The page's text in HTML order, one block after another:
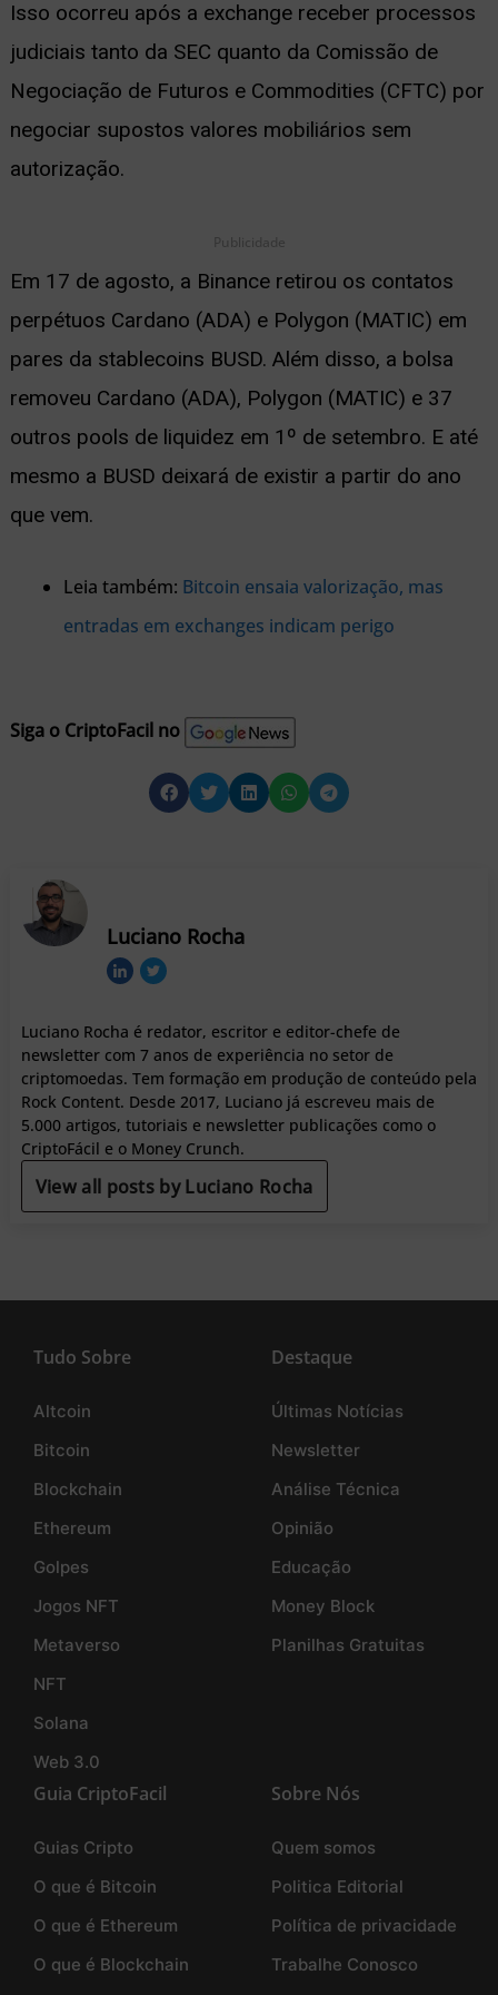
Isso ocorreu após a exchange receber processos
judiciais tanto da SEC quanto da Comissão de
Negociação de Futuros e Commodities (CFTC) por
negociar supostos valores mobiliários sem
autorização.
Publicidade
Em 17 de agosto, a Binance retirou os contatos
perpétuos Cardano (ADA) e Polygon (MATIC) em
pares da stablecoins BUSD. Além disso, a bolsa
removeu Cardano (ADA), Polygon (MATIC) e 37
outros pools de liquidez em 1º de setembro. E até
mesmo a BUSD deixará de existir a partir do ano
que vem.
Leia também: Bitcoin ensaia valorização, mas
entradas em exchanges indicam perigo
Siga o CriptoFacil no
Luciano Rocha
Luciano Rocha é redator, escritor e editor-chefe de
newsletter com 7 anos de experiência no setor de
criptomoedas. Tem formação em produção de conteúdo pela
Rock Content. Desde 2017, Luciano já escreveu mais de
5.000 artigos, tutoriais e newsletter publicações como o
CriptoFácil e o Money Crunch.
View all posts by Luciano Rocha
Tudo Sobre
Altcoin
Bitcoin
Blockchain
Ethereum
Golpes
Jogos NFT
Metaverso
NFT
Solana
Web 3.0
Destaque
Últimas Notícias
Newsletter
Análise Técnica
Opinião
Educação
Money Block
Planilhas Gratuitas
Guia CriptoFacil
Guias Cripto
O que é Bitcoin
O que é Ethereum
O que é Blockchain
Sobre Nós
Quem somos
Politica Editorial
Política de privacidade
Trabalhe Conosco